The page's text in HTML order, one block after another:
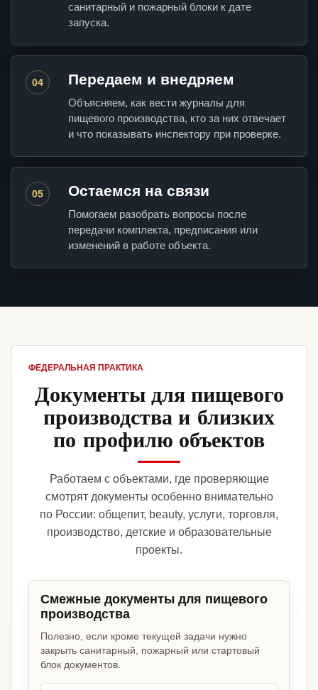
санитарный и пожарный блоки к дате
запуска.
04 Передаем и внедряем
Объясняем, как вести журналы для
пищевого производства, кто за них отвечает
и что показывать инспектору при проверке.
05 Остаемся на связи
Помогаем разобрать вопросы после
передачи комплекта, предписания или
изменений в работе объекта.
ФЕДЕРАЛЬНАЯ ПРАКТИКА
Документы для пищевого
производства и близких
по профилю объектов
Работаем с объектами, где проверяющие
смотрят документы особенно внимательно
по России: общепит, beauty, услуги, торговля,
производство, детские и образовательные
проекты.
Смежные документы для пищевого
производства
Полезно, если кроме текущей задачи нужно
закрыть санитарный, пожарный или стартовый
блок документов.